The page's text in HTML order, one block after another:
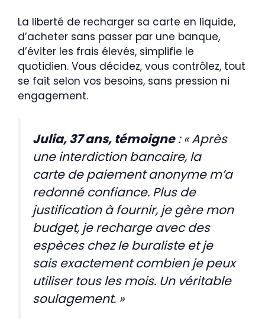
La liberté de recharger sa carte en liquide,
d’acheter sans passer par une banque,
d’éviter les frais élevés, simplifie le
quotidien. Vous décidez, vous contrôlez, tout
se fait selon vos besoins, sans pression ni
engagement.
Julia, 37 ans, témoigne: « Après
une interdiction bancaire, la
carte de paiement anonyme m’a
redonné confiance. Plus de
justification à fournir, je gère mon
budget, je recharge avec des
espèces chez le buraliste et je
sais exactement combien je peux
utiliser tous les mois. Un véritable
soulagement. »